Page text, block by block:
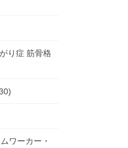
り症 筋骨格
ワーカー・